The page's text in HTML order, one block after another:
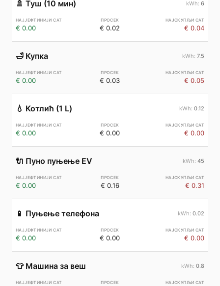
🚿 Туш (10 мин) 6
€ 0.00 € 0.02 € 0.04
🛁 Купка 7.5
€ 0.00 € 0.03 € 0.05
💧 Котлић (1 L) 0.12
€ 0.00 € 0.00 € 0.00
🔌 Пуно пуњење EV 45
€ 0.00 € 0.16 € 0.31
📱 Пуњење телефона 0.02
€ 0.00 € 0.00 € 0.00
👕 Машина за веш 0.8